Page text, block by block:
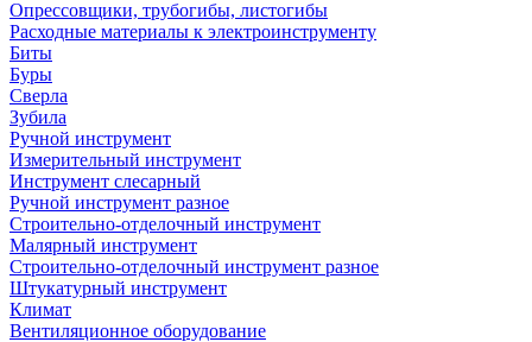
Опрессовщики, трубогибы, листогибы
Расходные материалы к электроинструменту
Биты
Буры
Сверла
Зубила
Ручной инструмент
Измерительный инструмент
Инструмент слесарный
Ручной инструмент разное
Строительно-отделочный инструмент
Малярный инструмент
Строительно-отделочный инструмент разное
Штукатурный инструмент
Климат
Вентиляционное оборудование